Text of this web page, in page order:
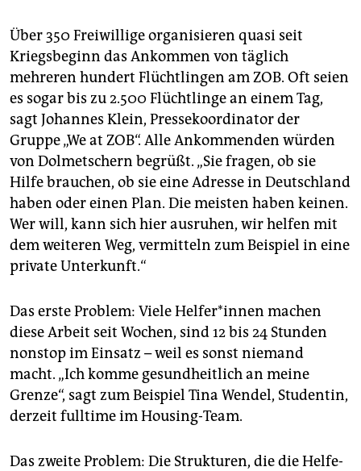
Über 350 Freiwillige organisieren quasi seit
Kriegsbeginn das Ankommen von täglich
mehreren hundert Flüchtlingen am ZOB. Oft seien
es sogar bis zu 2.500 Flüchtlinge an einem Tag,
sagt Johannes Klein, Pressekoordinator der
Gruppe „We at ZOB“. Alle Ankommenden würden
von Dolmetschern begrüßt. „Sie fragen, ob sie
Hilfe brauchen, ob sie eine Adresse in Deutschland
haben oder einen Plan. Die meisten haben keinen.
Wer will, kann sich hier ausruhen, wir helfen mit
dem weiteren Weg, vermitteln zum Beispiel in eine
private Unterkunft.“
Das erste Problem: Viele Hel­fe­r*in­nen machen
diese Arbeit seit Wochen, sind 12 bis 24 Stunden
nonstop im Einsatz – weil es sonst niemand
macht. „Ich komme gesundheitlich an meine
Grenze“, sagt zum Beispiel Tina Wendel, Studentin,
derzeit fulltime im Housing-Team.
Das zweite Problem: Die Strukturen, die die Hel­fe­